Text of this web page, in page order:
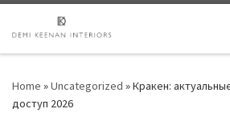
Skip to content
Home »Uncategorized »Кракен:
доступ 2026